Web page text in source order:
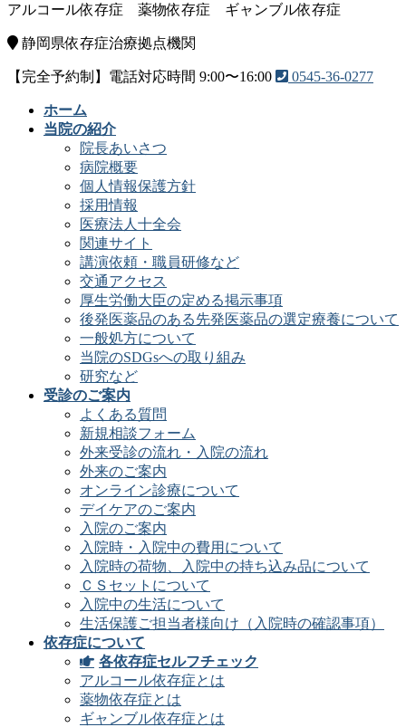
アルコール依存症 薬物依存症 ギャンブル依存症
静岡県依存症治療拠点機関
【完全予約制】電話対応時間 9:00〜16:00 0545-36-0277
ホーム
当院の紹介
院長あいさつ
病院概要
個人情報保護方針
採用情報
医療法人十全会
関連サイト
講演依頼・職員研修など
交通アクセス
厚生労働大臣の定める掲示事項
後発医薬品のある先発医薬品の選定療養について
一般処方について
当院のSDGsへの取り組み
研究など
受診のご案内
よくある質問
新規相談フォーム
外来受診の流れ・入院の流れ
外来のご案内
オンライン診療について
デイケアのご案内
入院のご案内
入院時・入院中の費用について
入院時の荷物、入院中の持ち込み品について
ＣＳセットについて
入院中の生活について
生活保護ご担当者様向け（入院時の確認事項）
依存症について
各依存症セルフチェック
アルコール依存症とは
薬物依存症とは
ギャンブル依存症とは